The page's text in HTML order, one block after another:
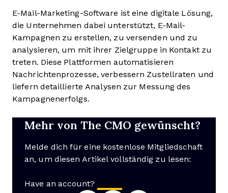
E-Mail-Marketing-Software ist eine digitale Lösung,
die Unternehmen dabei unterstützt, E-Mail-
Kampagnen zu erstellen, zu versenden und zu
analysieren, um mit ihrer Zielgruppe in Kontakt zu
treten. Diese Plattformen automatisieren
Nachrichtenprozesse, verbessern Zustellraten und
liefern detaillierte Analysen zur Messung des
Kampagnenerfolgs.
Mehr von The CMO gewünscht?
Melde dich für eine kostenlose Mitgliedschaft
an, um diesen Artikel vollständig zu lesen:
Have an account? Log In